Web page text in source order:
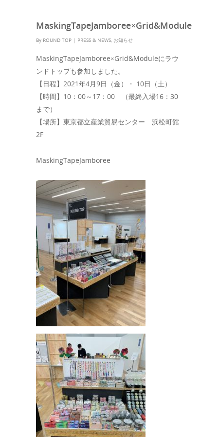
MaskingTapeJamboree×Grid&Module
By ROUND TOP | PRESS & NEWS, お知らせ
MaskingTapeJamboree×Grid&Moduleにラウ
ンドトップも参加しました。
【日程】2021年4月9日（金）・ 10日（土）
【時間】10：00～17：00 （最終入場16：30
まで）
【場所】東京都立産業貿易センター 浜松町館
2F
MaskingTapeJamboree